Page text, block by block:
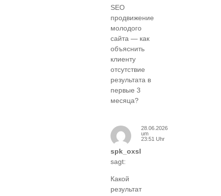
SEO
продвижение
молодого
сайта — как
объяснить
клиенту
отсутствие
результата в
первые 3
месяца?
spk_oxsl
sagt:
28.06.2026
um
23:51 Uhr
Какой
результат